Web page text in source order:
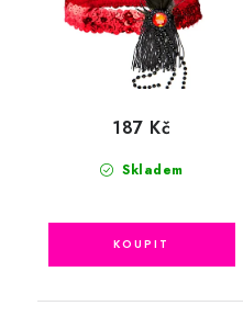
Skladem
187 Kč